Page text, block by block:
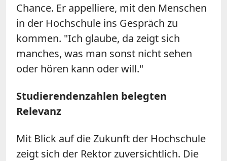
Chance. Er appelliere, mit den Menschen
in der Hochschule ins Gespräch zu
kommen. "Ich glaube, da zeigt sich
manches, was man sonst nicht sehen
oder hören kann oder will."
Studierendenzahlen belegten
Relevanz
Mit Blick auf die Zukunft der Hochschule
zeigt sich der Rektor zuversichtlich. Die